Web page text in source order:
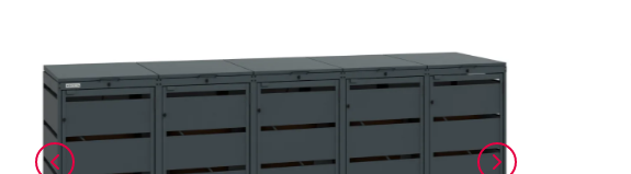
MBOX Modern Hybrid 120/240L
MBOX Individual